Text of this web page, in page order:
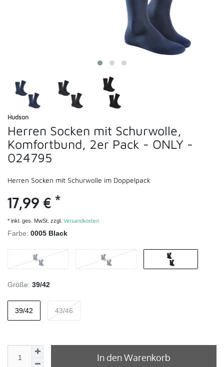
Hudson
Herren Socken mit Schurwolle,
Komfortbund, 2er Pack - ONLY -
024795
Herren Socken mit Schurwolle im Doppelpack
17,99 € *
* inkl. ges. MwSt. zzgl. Versandkosten
Farbe: 0005 Black
Größe: 39/42
39/42 43/46
In den Warenkorb